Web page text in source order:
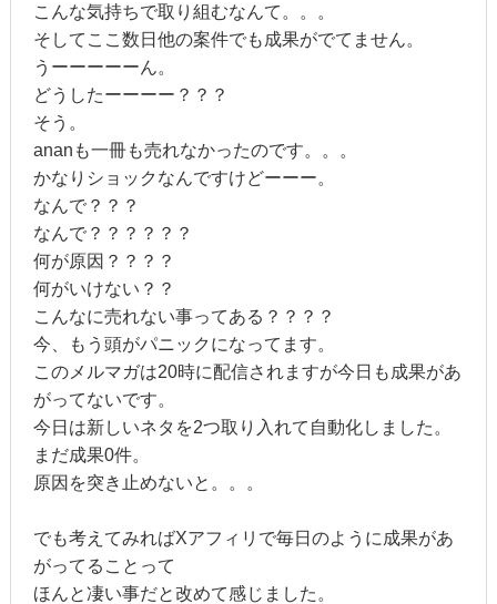
こんな気持ちで取り組むなんて。。。
そしてここ数日他の案件でも成果がでてません。
うーーーーーん。
どうしたーーーー？？？
そう。
ananも一冊も売れなかったのです。。。
かなりショックなんですけどーーー。
なんで？？？
なんで？？？？？？
何が原因？？？？
何がいけない？？
こんなに売れない事ってある？？？？
今、もう頭がパニックになってます。
このメルマガは20時に配信されますが今日も成果があ
がってないです。
今日は新しいネタを2つ取り入れて自動化しました。
まだ成果0件。
原因を突き止めないと。。。
でも考えてみればXアフィリで毎日のように成果があ
がってることって
ほんと凄い事だと改めて感じました。